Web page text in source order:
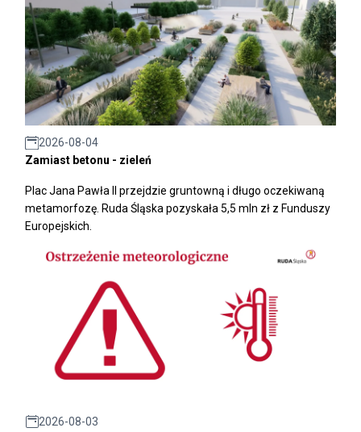
2026-08-04
Zamiast betonu - zieleń
Plac Jana Pawła II przejdzie gruntowną i długo oczekiwaną
metamorfozę. Ruda Śląska pozyskała 5,5 mln zł z Funduszy
Europejskich.
2026-08-03